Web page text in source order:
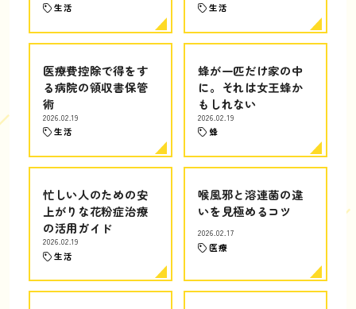
生活 生活
医療費控除で得をす
る病院の領収書保管
術
2026.02.19
生活
蜂が一匹だけ家の中
に。それは女王蜂か
もしれない
2026.02.19
蜂
忙しい人のための安
上がりな花粉症治療
の活用ガイド
2026.02.19
生活
喉風邪と溶連菌の違
いを見極めるコツ
2026.02.17
医療